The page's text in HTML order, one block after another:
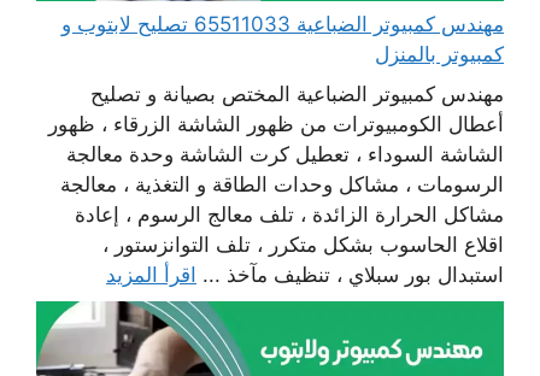
مهندس كمبيوتر الضباعية 65511033 تصليح لابتوب و
كمبيوتر بالمنزل
مهندس كمبيوتر الضباعية المختص بصيانة و تصليح
أعطال الكومبيوترات من ظهور الشاشة الزرقاء ، ظهور
الشاشة السوداء ، تعطيل كرت الشاشة وحدة معالجة
الرسومات ، مشاكل وحدات الطاقة و التغذية ، معالجة
مشاكل الحرارة الزائدة ، تلف معالج الرسوم ، إعادة
اقلاع الحاسوب بشكل متكرر ، تلف التوانزستور ،
استبدال بور سبلاي ، تنظيف مآخذ ... اقرأ المزيد